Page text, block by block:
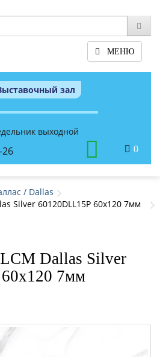
МЕНЮ
зал
выходной
26 0
/ Dallas
Silver 60120DLL15P 60x120 7мм
Dallas Silver
7мм